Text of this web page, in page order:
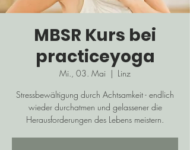
MBSR Kurs bei
practiceyoga
Mi., 03. Mai
  |
Linz
Stressbewältigung durch Achtsamkeit - endlich
wieder durchatmen und gelassener die
Herausforderungen des Lebens meistern.